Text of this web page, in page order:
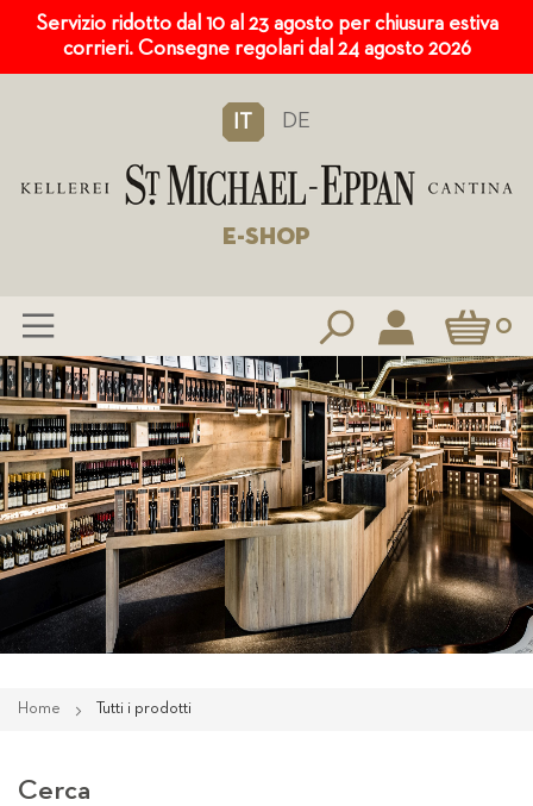
Servizio ridotto dal 10 al 23 agosto per chiusura estiva
corrieri. Consegne regolari dal 24 agosto 2026
IT DE
E-SHOP
Carrello0
Salta
al
contenuto
Home Tutti i prodotti
Cerca